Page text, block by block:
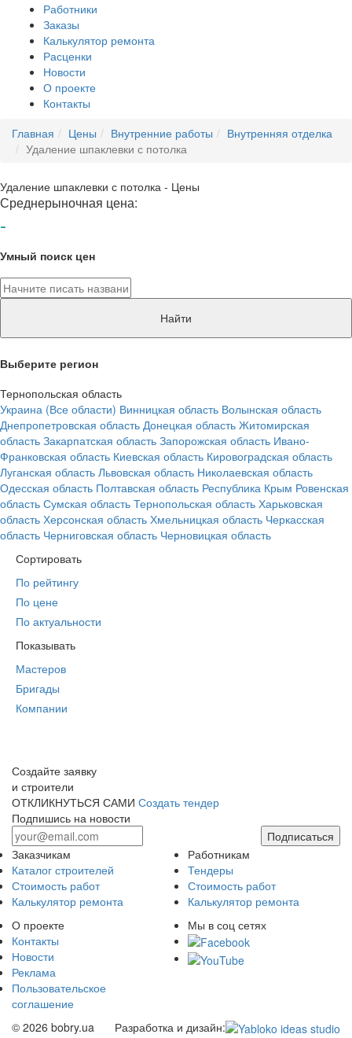
Работники
Заказы
Калькулятор ремонта
Расценки
Новости
О проекте
Контакты
Главная
Цены Внутренние работы
Внутренняя отделка
Удаление шпаклевки с потолка
Удаление шпаклевки с потолка - Цены
Среднерыночная цена:
-
Умный поиск цен
Найти
Выберите регион
Тернопольская область
Украина (Все области) Винницкая область Волынская область
Днепропетровская область Донецкая область Житомирская
область Закарпатская область Запорожская область Ивано-
Франковская область Киевская область Кировоградская область
Луганская область Львовская область Николаевская область
Одесская область Полтавская область Республика Крым Ровенская
область Сумская область Тернопольская область Харьковская
область Херсонская область Хмельницкая область Черкасская
область Черниговская область Черновицкая область
Сортировать
По рейтингу
По цене
По актуальности
Показывать
Мастеров
Бригады
Компании
Создайте заявку
и строители
ОТКЛИКНУТЬСЯ САМИ Создать тендер
Подпишись на новости
Подписаться
Заказчикам
Каталог строителей
Стоимость работ
Калькулятор ремонта
Работникам
Тендеры
Стоимость работ
Калькулятор ремонта
О проекте
Контакты
Новости
Реклама
Пользовательское
соглашение
Мы в соц сетях
© 2026 bobry.ua Разработка и дизайн: